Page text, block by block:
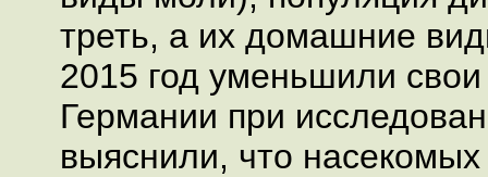
треть, а их домашние
2015 год уменьшили
Германии при
выяснили, что